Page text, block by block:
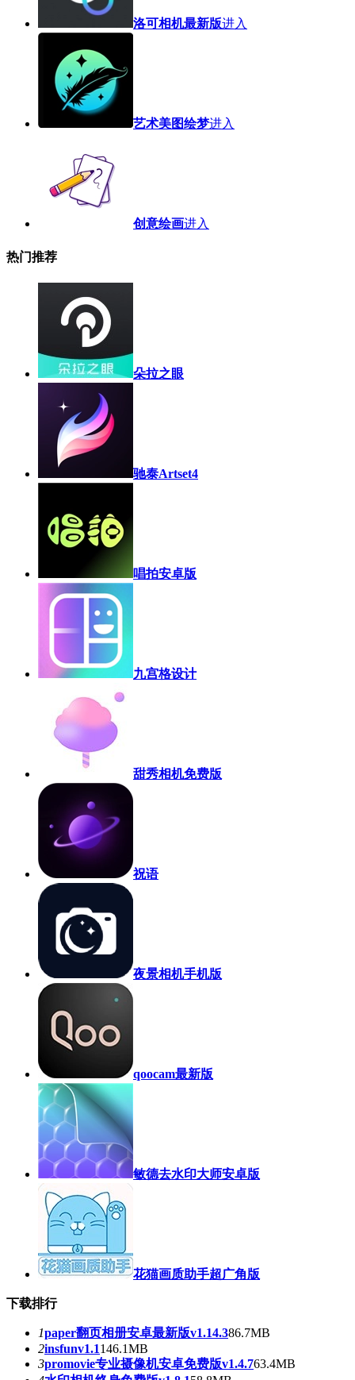
洛可相机最新版进入
艺术美图绘梦进入
创意绘画进入
热门推荐
朵拉之眼
驰泰Artset4
唱拍安卓版
九宫格设计
甜秀相机免费版
祝语
夜景相机手机版
qoocam最新版
敏德去水印大师安卓版
花猫画质助手超广角版
下载排行
1paper翻页相册安卓最新版v1.14.386.7MB
2insfunv1.1146.1MB
3promovie专业摄像机安卓免费版v1.4.763.4MB